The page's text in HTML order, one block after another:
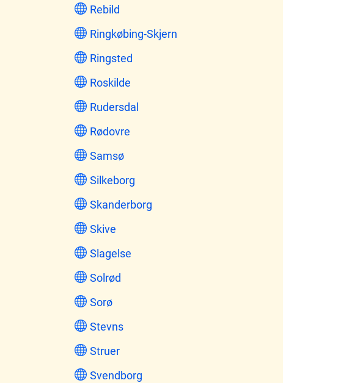
Rebild
Ringkøbing-Skjern
Ringsted
Roskilde
Rudersdal
Rødovre
Samsø
Silkeborg
Skanderborg
Skive
Slagelse
Solrød
Sorø
Stevns
Struer
Svendborg